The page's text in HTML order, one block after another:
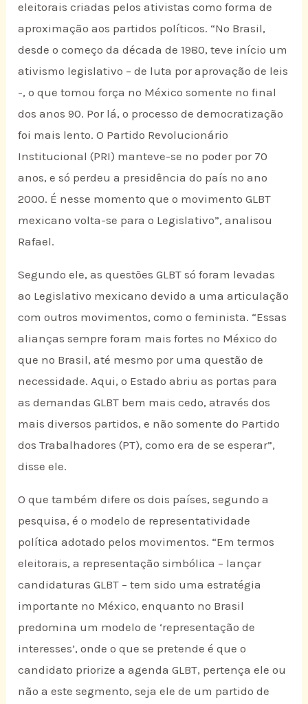
eleitorais criadas pelos ativistas como forma de
aproximação aos partidos políticos. “No Brasil,
desde o começo da década de 1980, teve início um
ativismo legislativo – de luta por aprovação de leis
-, o que tomou força no México somente no final
dos anos 90. Por lá, o processo de democratização
foi mais lento. O Partido Revolucionário
Institucional (PRI) manteve-se no poder por 70
anos, e só perdeu a presidência do país no ano
2000. É nesse momento que o movimento GLBT
mexicano volta-se para o Legislativo”, analisou
Rafael.
Segundo ele, as questões GLBT só foram levadas
ao Legislativo mexicano devido a uma articulação
com outros movimentos, como o feminista. “Essas
alianças sempre foram mais fortes no México do
que no Brasil, até mesmo por uma questão de
necessidade. Aqui, o Estado abriu as portas para
as demandas GLBT bem mais cedo, através dos
mais diversos partidos, e não somente do Partido
dos Trabalhadores (PT), como era de se esperar”,
disse ele.
O que também difere os dois países, segundo a
pesquisa, é o modelo de representatividade
política adotado pelos movimentos. “Em termos
eleitorais, a representação simbólica – lançar
candidaturas GLBT – tem sido uma estratégia
importante no México, enquanto no Brasil
predomina um modelo de ‘representação de
interesses’, onde o que se pretende é que o
candidato priorize a agenda GLBT, pertença ele ou
não a este segmento, seja ele de um partido de